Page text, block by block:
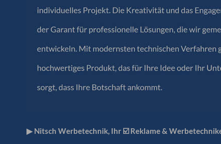
▶︎ Nitsch Werbetechnik, Ihr ☑️ Reklame &